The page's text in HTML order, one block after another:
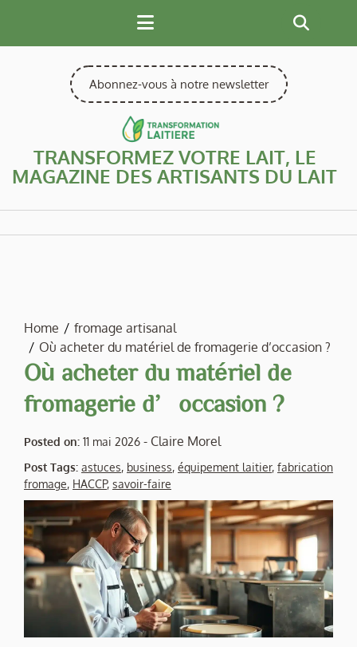
content
Abonnez-vous à notre newsletter
TRANSFORMEZ VOTRE LAIT, LE
MAGAZINE DES ARTISANTS DU LAIT
Home
fromage artisanal
Où acheter du matériel de fromagerie d’occasion ?
Où acheter du matériel de
fromagerie d’occasion ?
Posted on: 11 mai 2026 - Claire Morel
Post Tags: astuces, business, équipement laitier, fabrication
fromage, HACCP, savoir-faire